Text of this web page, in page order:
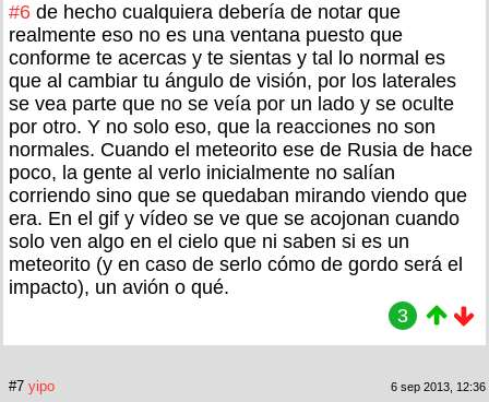
#6 de hecho cualquiera debería de notar que
realmente eso no es una ventana puesto que
conforme te acercas y te sientas y tal lo normal es
que al cambiar tu ángulo de visión, por los laterales
se vea parte que no se veía por un lado y se oculte
por otro. Y no solo eso, que la reacciones no son
normales. Cuando el meteorito ese de Rusia de hace
poco, la gente al verlo inicialmente no salían
corriendo sino que se quedaban mirando viendo que
era. En el gif y vídeo se ve que se acojonan cuando
solo ven algo en el cielo que ni saben si es un
meteorito (y en caso de serlo cómo de gordo será el
impacto), un avión o qué.
3
#7 yipo 6 sep 2013, 12:36